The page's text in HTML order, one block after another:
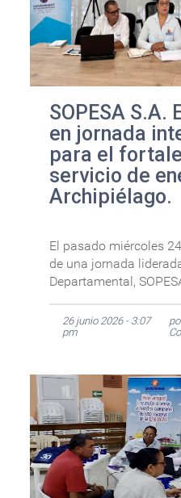
SOPESA S.A.
en jornada
para el
servicio de
Archipiélago.
El pasado miércoles
de una jornada
Departamental,
26 junio 2026 - 3:07
pm